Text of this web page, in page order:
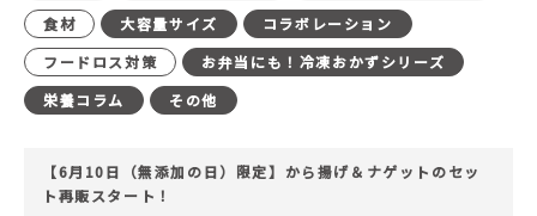
食材
大容量サイズ
コラボレーション
フードロス対策
お弁当にも！冷凍おかずシリーズ
栄養コラム
その他
【6月10日（無添加の日）限定】から揚げ＆ナゲットのセッ
ト再販スタート！